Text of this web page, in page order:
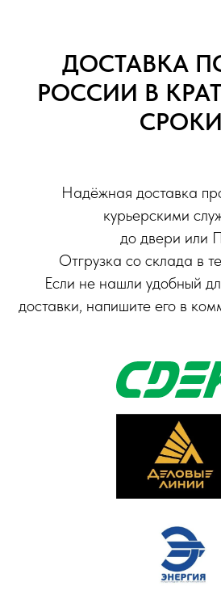
ДОСТАВКА
РОССИИ В
СРОКИ
Надёжная доставка
курьерскими
до двери или
Отгрузка со склада в
Если не нашли удобный
доставки, напишите его в